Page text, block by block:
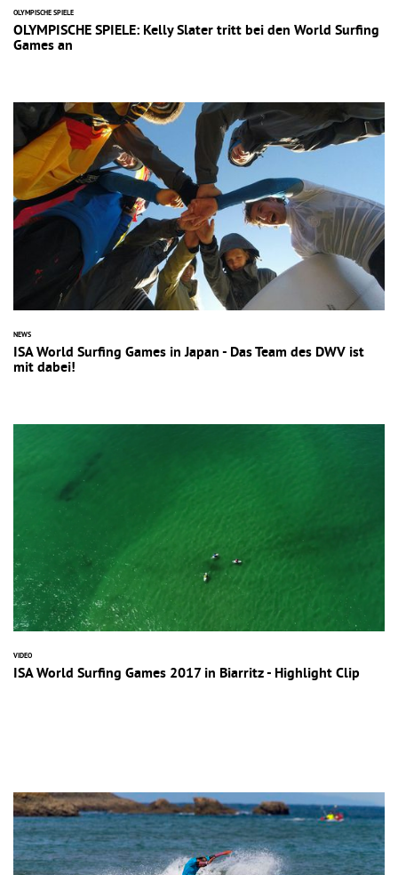
OLYMPISCHE SPIELE
OLYMPISCHE SPIELE: Kelly Slater tritt bei den World Surfing
Games an
NEWS
ISA World Surfing Games in Japan - Das Team des DWV ist
mit dabei!
VIDEO
ISA World Surfing Games 2017 in Biarritz - Highlight Clip